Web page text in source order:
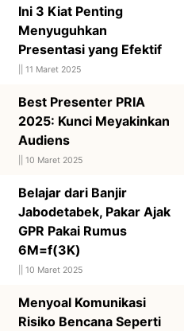
Ini 3 Kiat Penting
Menyuguhkan
Presentasi yang Efektif
11 Maret 2025
Best Presenter PRIA
2025: Kunci Meyakinkan
Audiens
10 Maret 2025
Belajar dari Banjir
Jabodetabek, Pakar Ajak
GPR Pakai Rumus
6M=f(3K)
10 Maret 2025
Menyoal Komunikasi
Risiko Bencana Seperti